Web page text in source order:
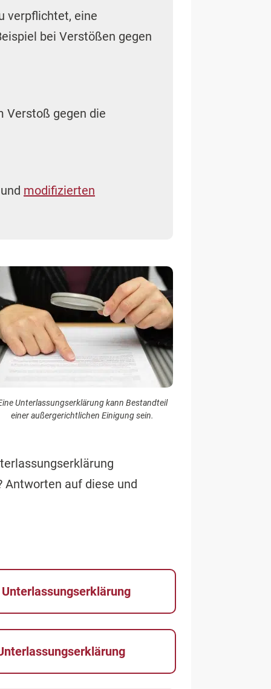
verpflichtet, eine
bei Verstößen gegen
Verstoß gegen die
modifizierten
Unterlassungserklärung kann Bestandteil
einer außergerichtlichen Einigung sein.
auf diese und